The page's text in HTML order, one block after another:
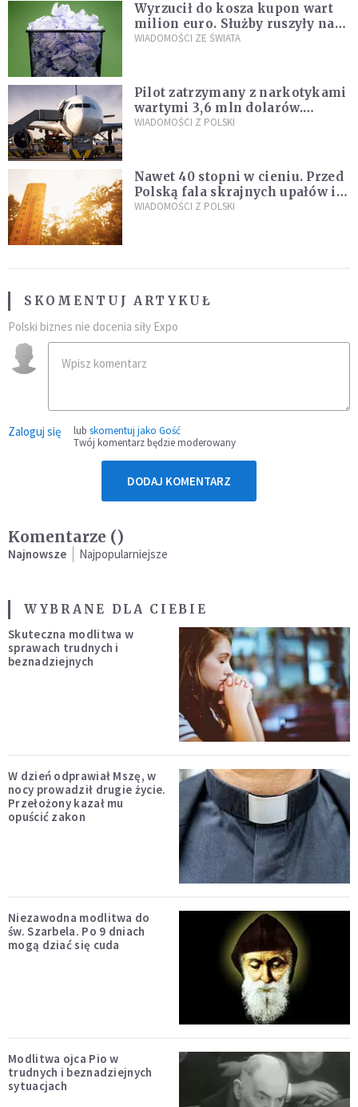
Wyrzucił do kosza kupon wart
milion euro. Służby ruszyły na
poszukiwania
WIADOMOŚCI ZE ŚWIATA
Pilot zatrzymany z narkotykami
wartymi 3,6 mln dolarów.
Śledczy podejrzewają, że latał
WIADOMOŚCI Z POLSKI
Nawet 40 stopni w cieniu. Przed
Polską fala skrajnych upałów i
gwałtowne burze
WIADOMOŚCI Z POLSKI
SKOMENTUJ ARTYKUŁ
Polski biznes nie docenia siły Expo
Zaloguj się lub skomentuj jako Gość
Twój komentarz będzie moderowany
DODAJ KOMENTARZ
Komentarze ()
Najnowsze Najpopularniejsze
WYBRANE DLA CIEBIE
Skuteczna modlitwa w
sprawach trudnych i
beznadziejnych
W dzień odprawiał Mszę, w
nocy prowadził drugie życie.
Przełożony kazał mu
opuścić zakon
Niezawodna modlitwa do
św. Szarbela. Po 9 dniach
mogą dziać się cuda
Modlitwa ojca Pio w
trudnych i beznadziejnych
sytuacjach